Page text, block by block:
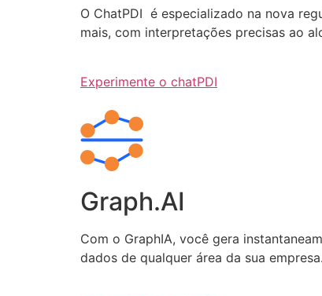
O ChatPDI é especializado na nova
mais, com interpretações precisas ao
Experimente o chatPDI
Graph.AI
Com o GraphIA, você gera
dados de qualquer área da sua empresa.